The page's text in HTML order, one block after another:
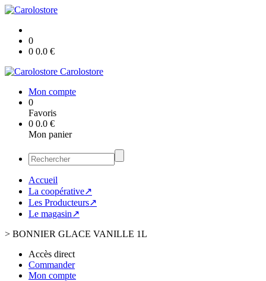
0
0 0.0 €
Carolostore
Mon compte
0
Favoris
0 0.0 €
Mon panier
Accueil
La coopérative↗
Les Producteurs↗
Le magasin↗
> BONNIER GLACE VANILLE 1L
Accès direct
Commander
Mon compte